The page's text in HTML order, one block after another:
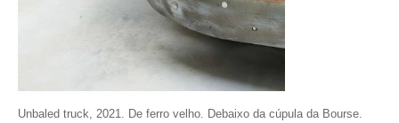
Unbaled truck, 2021. De ferro velho. Debaixo da cúpula da Bourse.